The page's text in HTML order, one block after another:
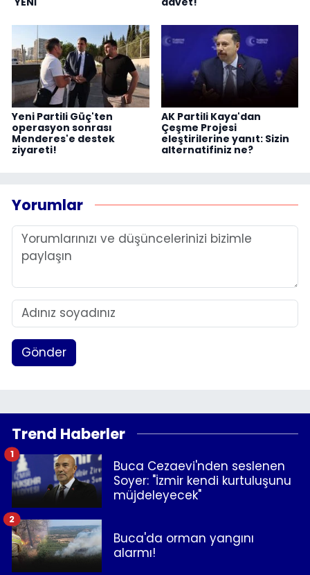
Yeni Partili Güç'ten
operasyon sonrası
Menderes'e destek
ziyareti!
AK Partili Kaya'dan
Çeşme Projesi
eleştirilerine yanıt: Sizin
alternatifiniz ne?
Yorumlar
Gönder
Trend Haberler
Buca Cezaevi'nden seslenen
Soyer: "İzmir kendi kurtuluşunu
müjdeleyecek"
1
Buca'da orman yangını
alarmı!
2